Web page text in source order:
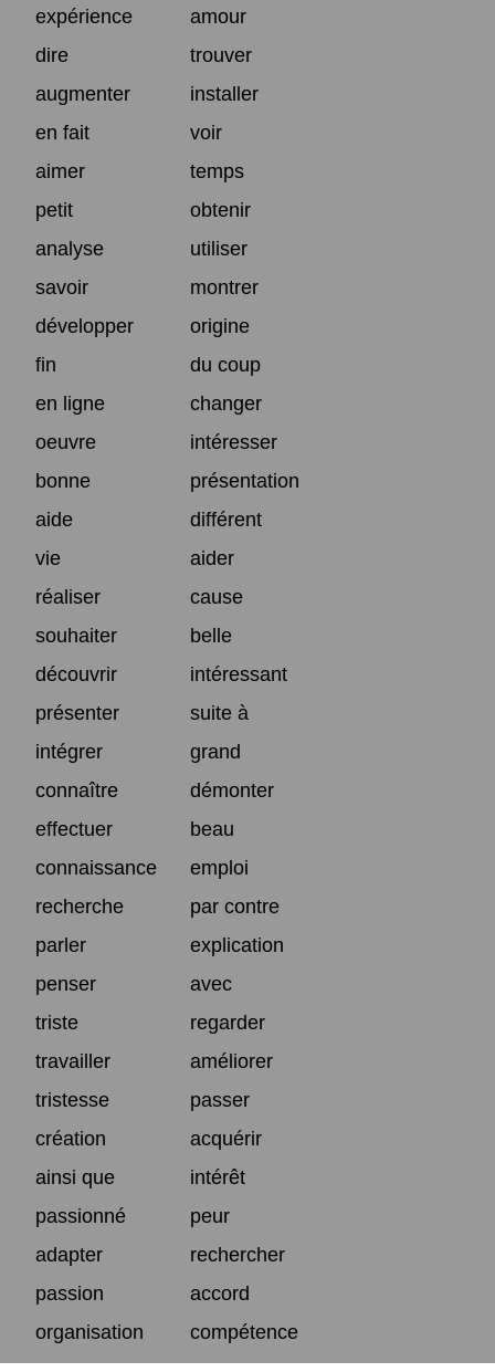
expérience
amour
dire
trouver
augmenter
installer
en fait
voir
aimer
temps
petit
obtenir
analyse
utiliser
savoir
montrer
développer
origine
fin
du coup
en ligne
changer
oeuvre
intéresser
bonne
présentation
aide
différent
vie
aider
réaliser
cause
souhaiter
belle
découvrir
intéressant
présenter
suite à
intégrer
grand
connaître
démonter
effectuer
beau
connaissance
emploi
recherche
par contre
parler
explication
penser
avec
triste
regarder
travailler
améliorer
tristesse
passer
création
acquérir
ainsi que
intérêt
passionné
peur
adapter
rechercher
passion
accord
organisation
compétence